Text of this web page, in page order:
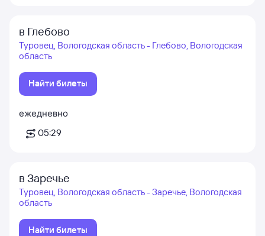
в Глебово
Туровец, Вологодская область - Глебово, Вологодская
область
Найти билеты
ежедневно
05:29
в Заречье
Туровец, Вологодская область - Заречье, Вологодская
область
Найти билеты